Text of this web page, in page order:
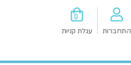
0
עגלת קניות התחברות